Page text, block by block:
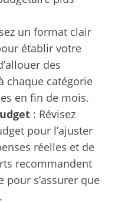
un format clair
établir votre
des
chaque catégorie
en fin de mois.
: Révisez
pour l’ajuster
réelles et de
recommandent
s’assurer que